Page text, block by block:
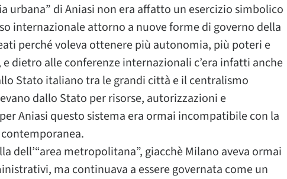
urbana” di Aniasi non era affatto un esercizio simbolico
internazionale attorno a nuove forme di governo della
perché voleva ottenere più autonomia, più poteri e
dietro alle conferenze internazionali c’era infatti anche
Stato italiano tra le grandi città e il centralismo
dallo Stato per risorse, autorizzazioni e
Aniasi questo sistema era ormai incompatibile con la
dell’“area metropolitana”, giacchè Milano aveva ormai
ma continuava a essere governata come un